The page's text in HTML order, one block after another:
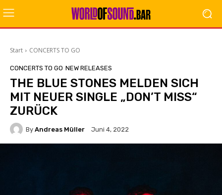
Start CONCERTS TO GO
CONCERTS TO GO NEW RELEASES
THE BLUE STONES MELDEN SICH
MIT NEUER SINGLE „DON’T MISS“
ZURÜCK
By Andreas Müller Juni 4, 2022